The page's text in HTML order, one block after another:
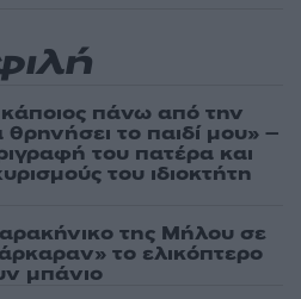
πάνω από την
θρηνήσει το παιδί μου» –
του πατέρα και
του ιδιοκτήτη
της Μήλου σε
το ελικόπτερο
μπάνιο